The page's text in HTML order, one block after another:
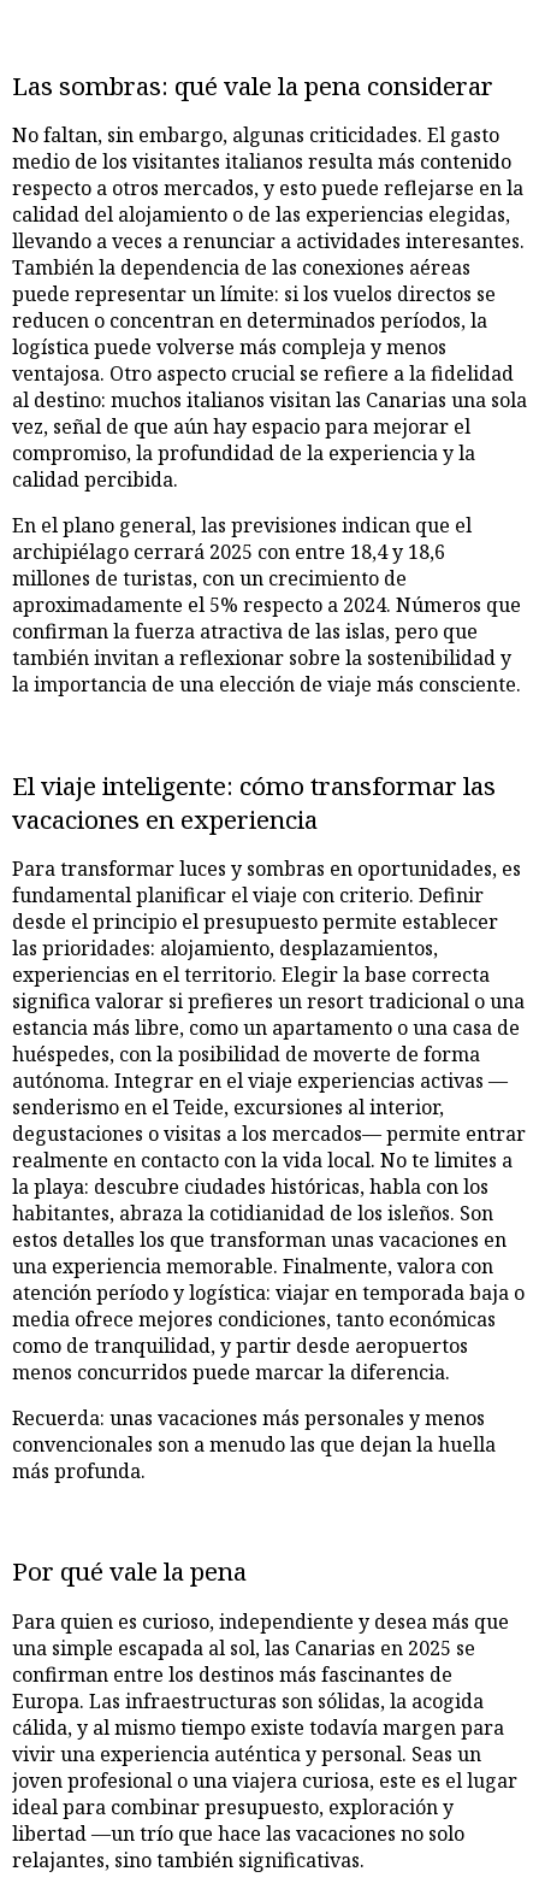
Las sombras: qué vale la pena considerar
No faltan, sin embargo, algunas criticidades. El gasto
medio de los visitantes italianos resulta más contenido
respecto a otros mercados, y esto puede reflejarse en la
calidad del alojamiento o de las experiencias elegidas,
llevando a veces a renunciar a actividades interesantes.
También la dependencia de las conexiones aéreas
puede representar un límite: si los vuelos directos se
reducen o concentran en determinados períodos, la
logística puede volverse más compleja y menos
ventajosa. Otro aspecto crucial se refiere a la fidelidad
al destino: muchos italianos visitan las Canarias una sola
vez, señal de que aún hay espacio para mejorar el
compromiso, la profundidad de la experiencia y la
calidad percibida.
En el plano general, las previsiones indican que el
archipiélago cerrará 2025 con entre 18,4 y 18,6
millones de turistas, con un crecimiento de
aproximadamente el 5% respecto a 2024. Números que
confirman la fuerza atractiva de las islas, pero que
también invitan a reflexionar sobre la sostenibilidad y
la importancia de una elección de viaje más consciente.
El viaje inteligente: cómo transformar las
vacaciones en experiencia
Para transformar luces y sombras en oportunidades, es
fundamental planificar el viaje con criterio. Definir
desde el principio el presupuesto permite establecer
las prioridades: alojamiento, desplazamientos,
experiencias en el territorio. Elegir la base correcta
significa valorar si prefieres un resort tradicional o una
estancia más libre, como un apartamento o una casa de
huéspedes, con la posibilidad de moverte de forma
autónoma. Integrar en el viaje experiencias activas —
senderismo en el Teide, excursiones al interior,
degustaciones o visitas a los mercados— permite entrar
realmente en contacto con la vida local. No te limites a
la playa: descubre ciudades históricas, habla con los
habitantes, abraza la cotidianidad de los isleños. Son
estos detalles los que transforman unas vacaciones en
una experiencia memorable. Finalmente, valora con
atención período y logística: viajar en temporada baja o
media ofrece mejores condiciones, tanto económicas
como de tranquilidad, y partir desde aeropuertos
menos concurridos puede marcar la diferencia.
Recuerda: unas vacaciones más personales y menos
convencionales son a menudo las que dejan la huella
más profunda.
Por qué vale la pena
Para quien es curioso, independiente y desea más que
una simple escapada al sol, las Canarias en 2025 se
confirman entre los destinos más fascinantes de
Europa. Las infraestructuras son sólidas, la acogida
cálida, y al mismo tiempo existe todavía margen para
vivir una experiencia auténtica y personal. Seas un
joven profesional o una viajera curiosa, este es el lugar
ideal para combinar presupuesto, exploración y
libertad —un trío que hace las vacaciones no solo
relajantes, sino también significativas.